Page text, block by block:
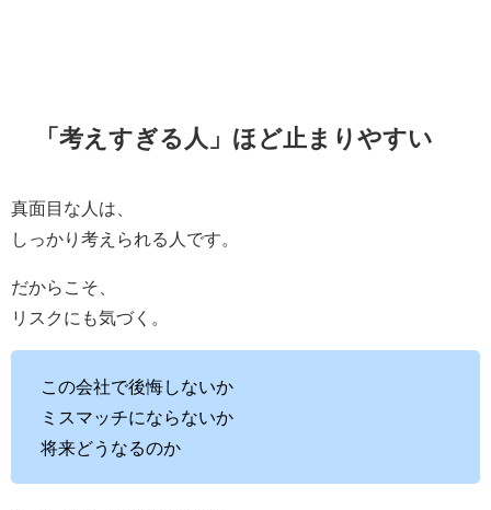
「考えすぎる人」ほど止まりやすい
真面目な人は、
しっかり考えられる人です。
だからこそ、
リスクにも気づく。
この会社で後悔しないか
ミスマッチにならないか
将来どうなるのか